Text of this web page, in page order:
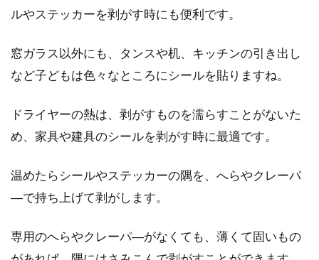
ルやステッカーを剥がす時にも便利です。
窓ガラス以外にも、タンスや机、キッチンの引き出し
など子どもは色々なところにシールを貼りますね。
ドライヤーの熱は、剥がすものを濡らすことがないた
め、家具や建具のシールを剥がす時に最適です。
温めたらシールやステッカーの隅を、へらやクレーパ
―で持ち上げて剥がします。
専用のへらやクレーパ―がなくても、薄くて固いもの